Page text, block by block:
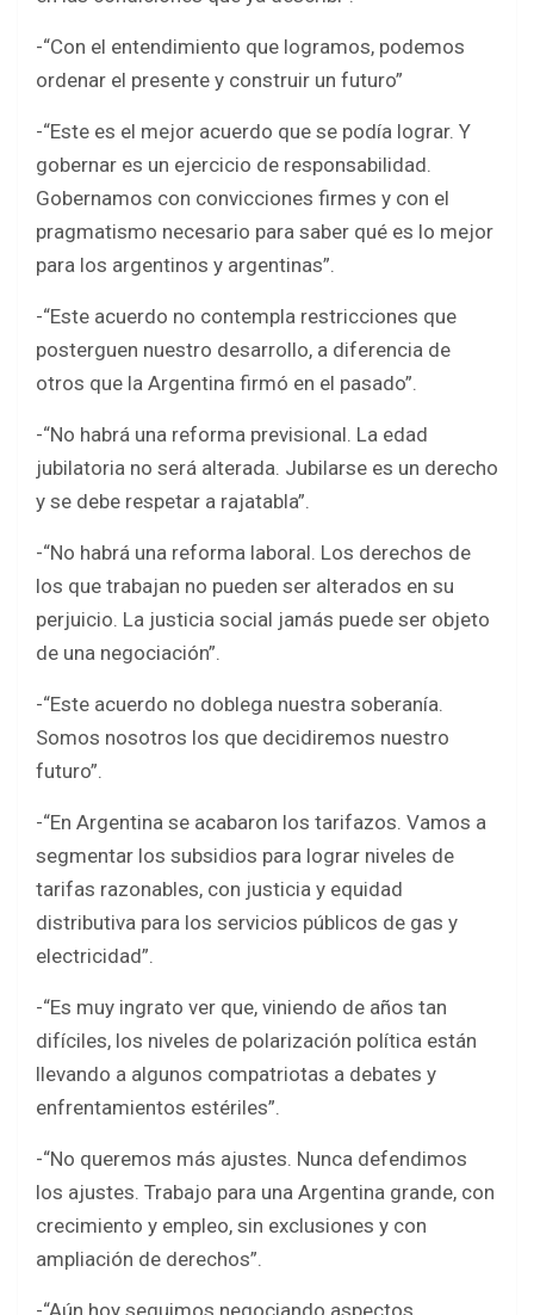
-“Con el entendimiento que logramos, podemos
ordenar el presente y construir un futuro”
-“Este es el mejor acuerdo que se podía lograr. Y
gobernar es un ejercicio de responsabilidad.
Gobernamos con convicciones firmes y con el
pragmatismo necesario para saber qué es lo mejor
para los argentinos y argentinas”.
-“Este acuerdo no contempla restricciones que
posterguen nuestro desarrollo, a diferencia de
otros que la Argentina firmó en el pasado”.
-“No habrá una reforma previsional. La edad
jubilatoria no será alterada. Jubilarse es un derecho
y se debe respetar a rajatabla”.
-“No habrá una reforma laboral. Los derechos de
los que trabajan no pueden ser alterados en su
perjuicio. La justicia social jamás puede ser objeto
de una negociación”.
-“Este acuerdo no doblega nuestra soberanía.
Somos nosotros los que decidiremos nuestro
futuro”.
-“En Argentina se acabaron los tarifazos. Vamos a
segmentar los subsidios para lograr niveles de
tarifas razonables, con justicia y equidad
distributiva para los servicios públicos de gas y
electricidad”.
-“Es muy ingrato ver que, viniendo de años tan
difíciles, los niveles de polarización política están
llevando a algunos compatriotas a debates y
enfrentamientos estériles”.
-“No queremos más ajustes. Nunca defendimos
los ajustes. Trabajo para una Argentina grande, con
crecimiento y empleo, sin exclusiones y con
ampliación de derechos”.